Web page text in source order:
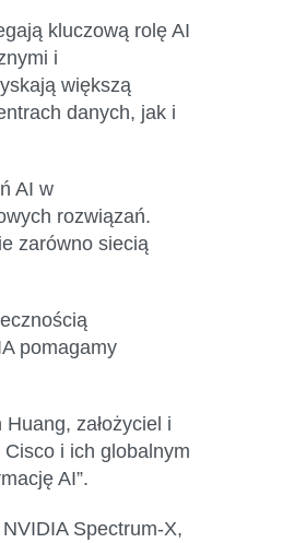
kluczową rolę AI
i
większą
danych, jak i
AI w
rozwiązań.
zarówno siecią
pomagamy
Huang, założyciel i
i ich globalnym
AI”.
Spectrum-X,